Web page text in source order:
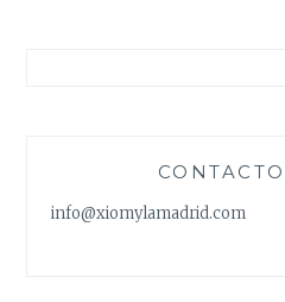
info@xiomylamadrid.com